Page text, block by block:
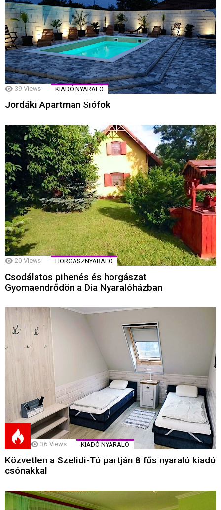
39 Views KIADÓ NYARALÓ
Jordáki Apartman Siófok
20 Views HORGÁSZNYARALÓ
Csodálatos pihenés és horgászat
Gyomaendrődön a Dia Nyaralóházban
36 Views KIADÓ NYARALÓ
Közvetlen a Szelidi-Tó partján 8 fős nyaraló kiadó
csónakkal